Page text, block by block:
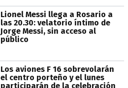
Lionel Messi llega a Rosario a
las 20.30: velatorio íntimo de
Jorge Messi, sin acceso al
público
Los aviones F 16 sobrevolarán
el centro porteño y el lunes
participarán de la celebración